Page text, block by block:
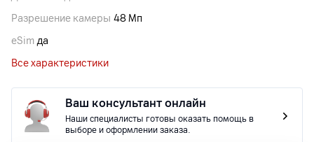
Разрешение камеры 48 Мп
eSim да
Все характеристики
Ваш консультант онлайн
Наши специалисты готовы оказать помощь в
выборе и оформлении заказа.